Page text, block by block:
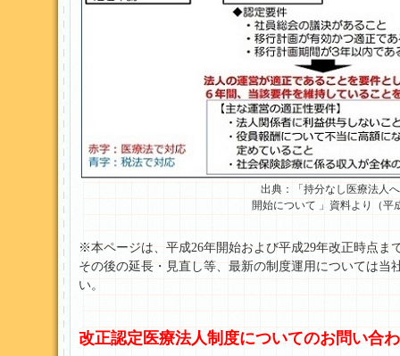
出典：「持分なし医療法人
開始について 」資料より（
※本ページは、平成26年開始および平成29年改正時点ま
その後の延長・見直し等、最新の制度運用については
い。
改正認定医療法人制度についてのお問い合